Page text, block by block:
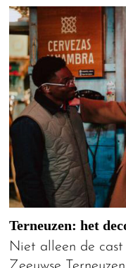
Terneuzen: het
Niet alleen de